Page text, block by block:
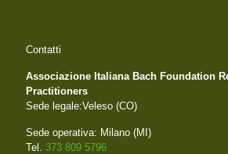
Contatti
Associazione Italiana Bach Foundation
Practitioners
Sede legale:Veleso (CO)
Sede operativa: Milano (MI)
Tel. 373 809 5796